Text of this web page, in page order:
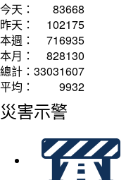
今天：
83668
昨天：
102175
本週：
716935
本月：
828130
總計： 33031607
平均：
9932
災害示警